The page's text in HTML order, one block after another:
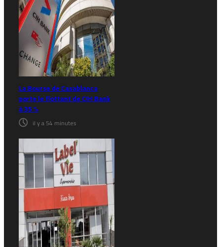
La Bourse de Casablanca
porte le flottant de CIH Bank
à 35 %
il y a 54 minutes